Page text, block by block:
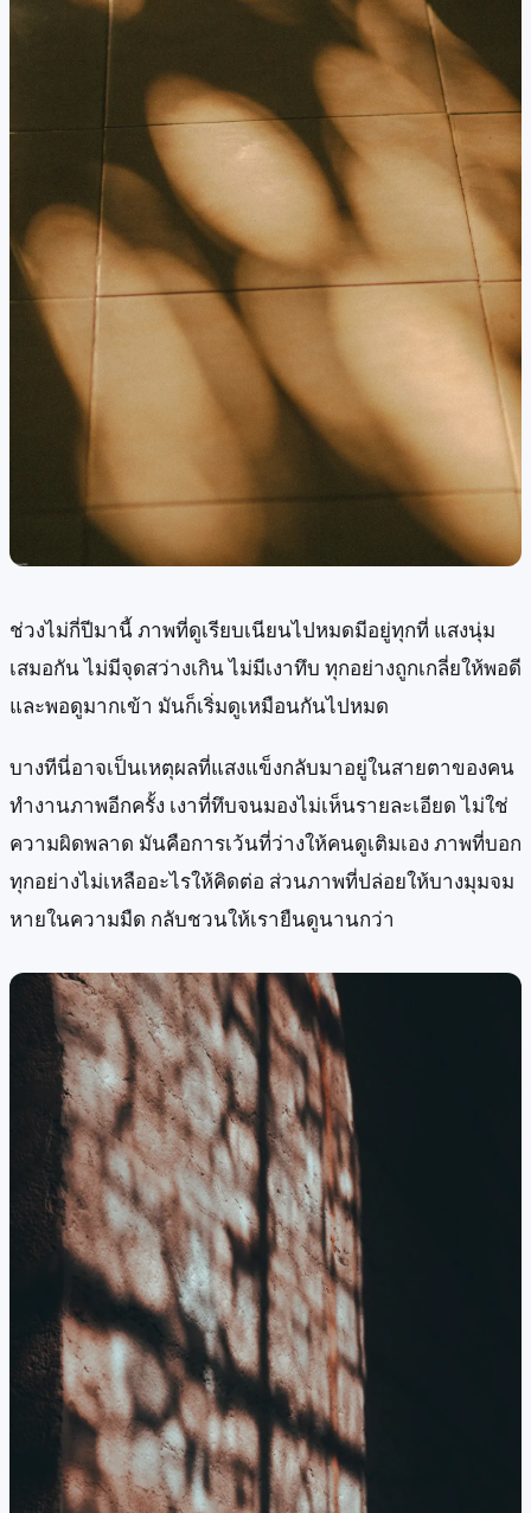
ช่วงไม่กี่ปีมานี้ ภาพที่ดูเรียบเนียนไปหมดมีอยู่ทุกที่ แสงนุ่ม
เสมอกัน ไม่มีจุดสว่างเกิน ไม่มีเงาทึบ ทุกอย่างถูกเกลี่ยให้พอดี
และพอดูมากเข้า มันก็เริ่มดูเหมือนกันไปหมด
บางทีนี่อาจเป็นเหตุผลที่แสงแข็งกลับมาอยู่ในสายตาของคน
ทำงานภาพอีกครั้ง เงาที่ทึบจนมองไม่เห็นรายละเอียด ไม่ใช่
ความผิดพลาด มันคือการเว้นที่ว่างให้คนดูเติมเอง ภาพที่บอก
ทุกอย่างไม่เหลืออะไรให้คิดต่อ ส่วนภาพที่ปล่อยให้บางมุมจม
หายในความมืด กลับชวนให้เรายืนดูนานกว่า